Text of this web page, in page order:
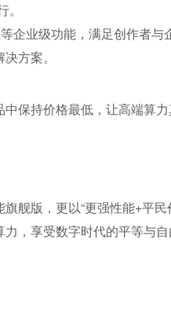
业级功能，满足创作者与
方案。
保持价格最低，让高端算力
舰版，更以“更强性能+平
，享受数字时代的平等与自